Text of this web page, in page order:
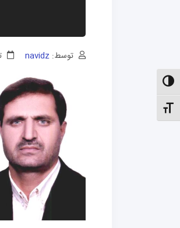
حالت کنتراست بالا
تنظیم اندازهٔ فونت
توسط: navidz